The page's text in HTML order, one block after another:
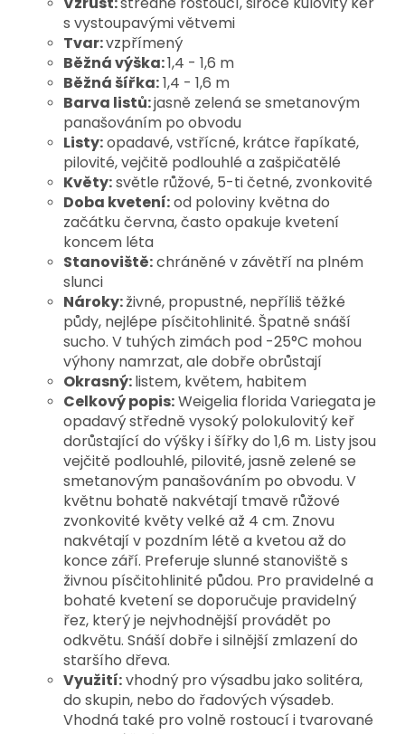
s vystoupavými větvemi
Tvar:vzpřímený
Běžná výška:1,4 - 1,6 m
Běžná šířka:1,4 - 1,6 m
Barva listů:jasně zelená se smetanovým
panašováním po obvodu
Listy:opadavé, vstřícné, krátce řapíkaté,
pilovité, vejčitě podlouhlé a zašpičatělé
Květy:světle růžové, 5-ti četné, zvonkovité
Doba kvetení:od poloviny května do
začátku června, často opakuje kvetení
koncem léta
Stanoviště:chráněné v závětří na plném
slunci
Nároky:živné, propustné, nepříliš těžké
půdy, nejlépe písčitohlinité. Špatně snáší
sucho. V tuhých zimách pod -25°C mohou
výhony namrzat, ale dobře obrůstají
Okrasný:listem, květem, habitem
Celkový popis:Weigelia florida Variegata je
opadavý středně vysoký polokulovitý keř
dorůstající do výšky i šířky do 1,6 m. Listy jsou
vejčitě podlouhlé, pilovité, jasně zelené se
smetanovým panašováním po obvodu. V
květnu bohatě nakvétají tmavě růžové
zvonkovité květy velké až 4 cm. Znovu
nakvétají v pozdním létě a kvetou až do
konce září. Preferuje slunné stanoviště s
živnou písčitohlinité půdou. Pro pravidelné a
bohaté kvetení se doporučuje pravidelný
řez, který je nejvhodnější provádět po
odkvětu. Snáší dobře i silnější zmlazení do
staršího dřeva.
Využití:vhodný pro výsadbu jako solitéra,
do skupin, nebo do řadových výsadeb.
Vhodná také pro volně rostoucí i tvarované